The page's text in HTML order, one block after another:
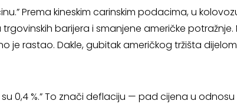
Prema kineskim carinskim podacima, u
barijera i smanjene američke potražnje.
je rastao. Dakle, gubitak američkog tržišta
0,4 %.” To znači deflaciju — pad cijena u